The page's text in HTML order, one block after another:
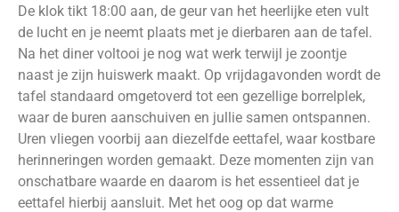
De klok tikt 18:00 aan, de geur van het heerlijke eten vult
de lucht en je neemt plaats met je dierbaren aan de tafel.
Na het diner voltooi je nog wat werk terwijl je zoontje
naast je zijn huiswerk maakt. Op vrijdagavonden wordt de
tafel standaard omgetoverd tot een gezellige borrelplek,
waar de buren aanschuiven en jullie samen ontspannen.
Uren vliegen voorbij aan diezelfde eettafel, waar kostbare
herinneringen worden gemaakt. Deze momenten zijn van
onschatbare waarde en daarom is het essentieel dat je
eettafel hierbij aansluit. Met het oog op dat warme